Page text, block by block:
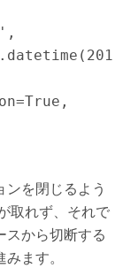
を閉じるよう
取れず、それで
スから切断する
ます。